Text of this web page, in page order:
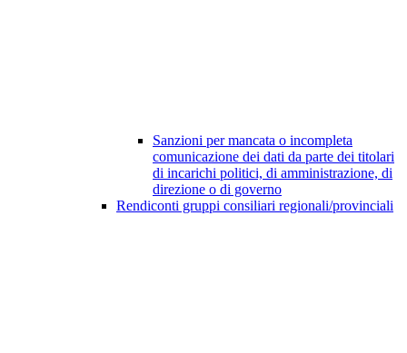
Sanzioni per mancata o incompleta
comunicazione dei dati da parte dei titolari
di incarichi politici, di amministrazione, di
direzione o di governo
Rendiconti gruppi consiliari regionali/provinciali